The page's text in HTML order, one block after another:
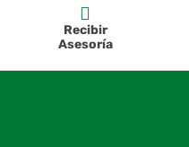
Recibir
Asesoría